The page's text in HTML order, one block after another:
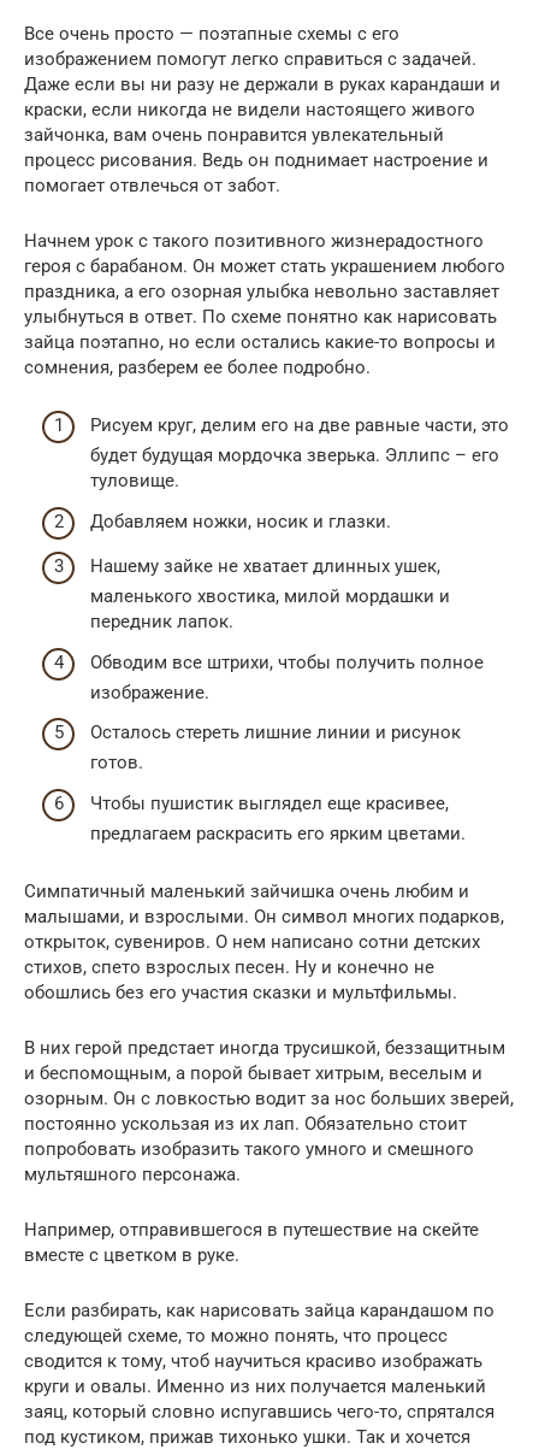
Все очень просто — поэтапные схемы с его
изображением помогут легко справиться с задачей.
Даже если вы ни разу не держали в руках карандаши и
краски, если никогда не видели настоящего живого
зайчонка, вам очень понравится увлекательный
процесс рисования. Ведь он поднимает настроение и
помогает отвлечься от забот.
Начнем урок с такого позитивного жизнерадостного
героя с барабаном. Он может стать украшением любого
праздника, а его озорная улыбка невольно заставляет
улыбнуться в ответ. По схеме понятно как нарисовать
зайца поэтапно, но если остались какие-то вопросы и
сомнения, разберем ее более подробно.
Рисуем круг, делим его на две равные части, это
будет будущая мордочка зверька. Эллипс – его
туловище.
Добавляем ножки, носик и глазки.
Нашему зайке не хватает длинных ушек,
маленького хвостика, милой мордашки и
передник лапок.
Обводим все штрихи, чтобы получить полное
изображение.
Осталось стереть лишние линии и рисунок
готов.
Чтобы пушистик выглядел еще красивее,
предлагаем раскрасить его ярким цветами.
Симпатичный маленький зайчишка очень любим и
малышами, и взрослыми. Он символ многих подарков,
открыток, сувениров. О нем написано сотни детских
стихов, спето взрослых песен. Ну и конечно не
обошлись без его участия сказки и мультфильмы.
В них герой предстает иногда трусишкой, беззащитным
и беспомощным, а порой бывает хитрым, веселым и
озорным. Он с ловкостью водит за нос больших зверей,
постоянно ускользая из их лап. Обязательно стоит
попробовать изобразить такого умного и смешного
мультяшного персонажа.
Например, отправившегося в путешествие на скейте
вместе с цветком в руке.
Если разбирать, как нарисовать зайца карандашом по
следующей схеме, то можно понять, что процесс
сводится к тому, чтоб научиться красиво изображать
круги и овалы. Именно из них получается маленький
заяц, который словно испугавшись чего-то, спрятался
под кустиком, прижав тихонько ушки. Так и хочется